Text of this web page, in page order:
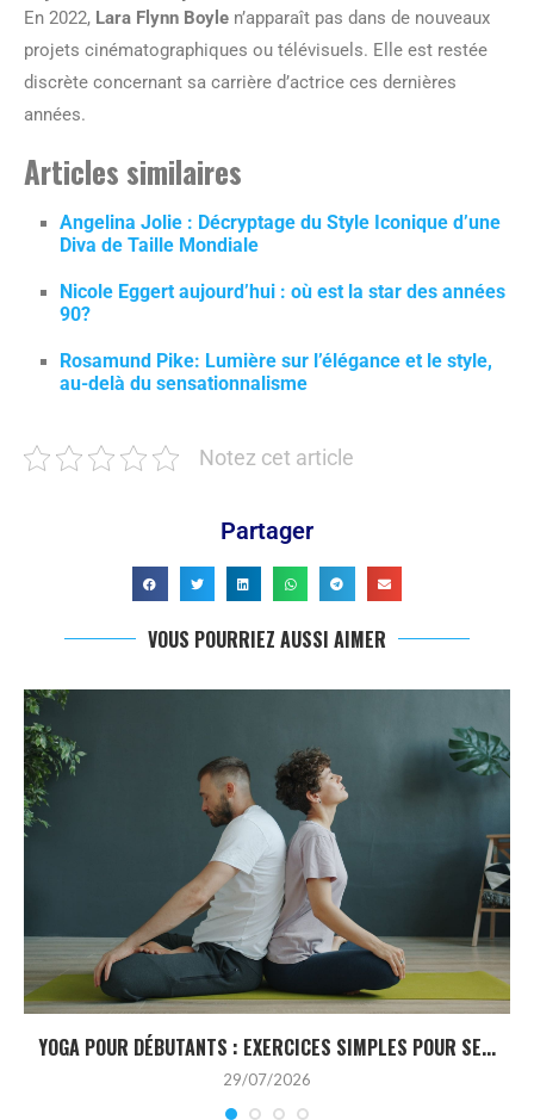
En 2022, Lara Flynn Boyle n’apparaît pas dans de nouveaux
projets cinématographiques ou télévisuels. Elle est restée
discrète concernant sa carrière d’actrice ces dernières
années.
Articles similaires
Angelina Jolie : Décryptage du Style Iconique d’une
Diva de Taille Mondiale
Nicole Eggert aujourd’hui : où est la star des années
90?
Rosamund Pike: Lumière sur l’élégance et le style,
au-delà du sensationnalisme
Notez cet article
Partager
VOUS POURRIEZ AUSSI AIMER
YOGA POUR DÉBUTANTS : EXERCICES SIMPLES POUR SE...
29/07/2026